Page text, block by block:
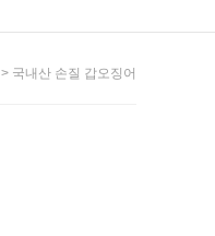
> 국내산 손질 갑오징어